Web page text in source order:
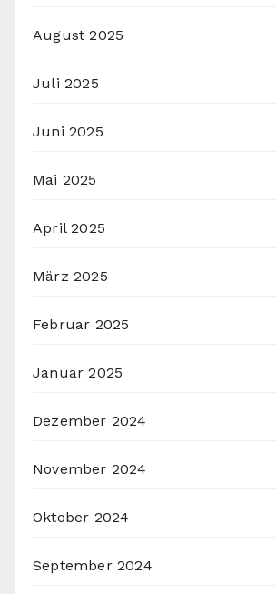
August 2025
Juli 2025
Juni 2025
Mai 2025
April 2025
März 2025
Februar 2025
Januar 2025
Dezember 2024
November 2024
Oktober 2024
September 2024